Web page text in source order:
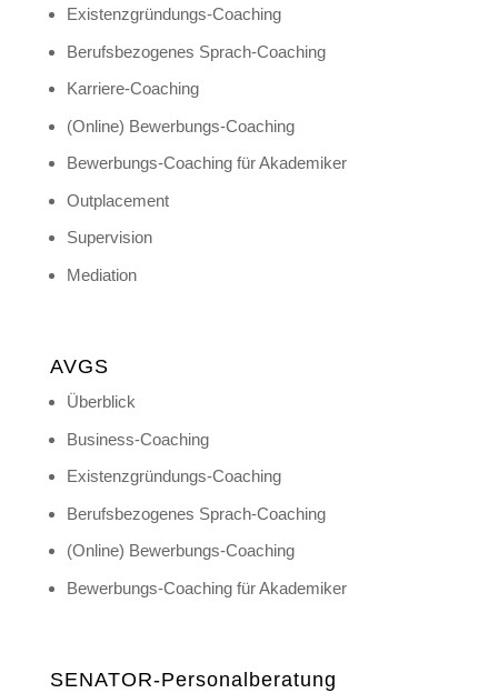
Existenzgründungs-Coaching
Berufsbezogenes Sprach-Coaching
Karriere-Coaching
(Online) Bewerbungs-Coaching
Bewerbungs-Coaching für Akademiker
Outplacement
Supervision
Mediation
AVGS
Überblick
Business-Coaching
Existenzgründungs-Coaching
Berufsbezogenes Sprach-Coaching
(Online) Bewerbungs-Coaching
Bewerbungs-Coaching für Akademiker
SENATOR-Personalberatung